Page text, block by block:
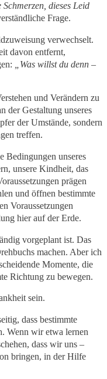
Schmerzen, dieses Leid
Frage.
verwechselt.
davon entfernt,
„Was willst du denn –
und Verändern zu
der Gestaltung unseres
der Umstände, sondern
treffen.
Bedingungen unseres
unsere Kindheit, das
prägen
und öffnen bestimmte
Voraussetzungen
hier auf der Erde.
vorgeplant ist. Das
machen. Aber ich
Momente, die
Richtung zu bewegen.
sein.
dass bestimmte
Wenn wir etwa lernen
dass wir uns –
bringen, in der Hilfe